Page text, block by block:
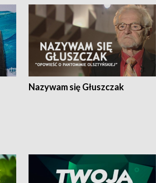
Nazywam się Głuszczak